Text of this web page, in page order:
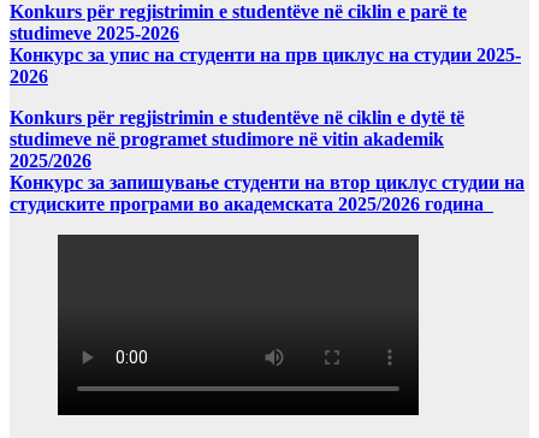
Konkurs për regjistrimin e studentëve në ciklin e parë te
studimeve 2025-2026
Конкурс за упис на студенти на прв циклус на студии 2025-
2026
Konkurs për regjistrimin e studentëve në ciklin e dytë të
studimeve në programet studimore në vitin akademik
2025/2026
Конкурс за запишување студенти на втор циклус студии на
студиските програми во академската 2025/2026 година